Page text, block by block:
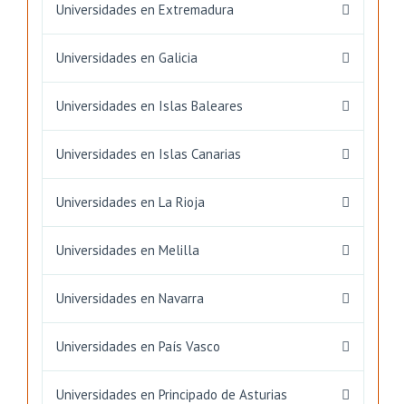
Universidades en Extremadura
Universidades en Galicia
Universidades en Islas Baleares
Universidades en Islas Canarias
Universidades en La Rioja
Universidades en Melilla
Universidades en Navarra
Universidades en País Vasco
Universidades en Principado de Asturias